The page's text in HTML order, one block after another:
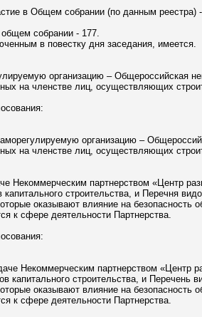
в Общем собрании (по данным реестра)
собрании - 177.
в повестку дня заседания, имеется.
организацию – Общероссийская
на членстве лиц, осуществляющих
организацию –
на членстве лиц, осуществляющих
Некоммерческим партнерством «Центр
строительства, и Перечня
оказывают влияние на безопасность
к сфере деятельности Партнерства.
Некоммерческим партнерством «Центр
капитального строительства, и Перечень
оказывают влияние на безопасность
к сфере деятельности Партнерства.